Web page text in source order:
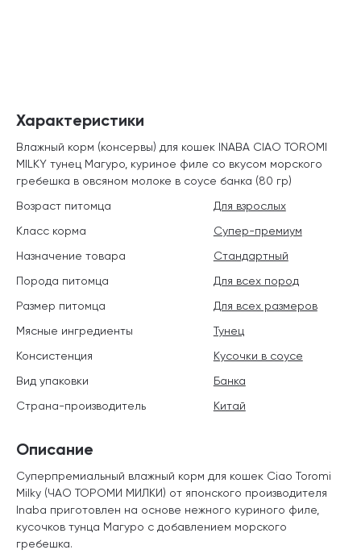
Описание
Суперпремиальный влажный корм для кошек Ciao Toromi
Milky (ЧАО ТОРОМИ МИЛКИ) от японского производителя
Inaba приготовлен на основе нежного куриного филе,
кусочков тунца Магуро с добавлением морского
гребешка.
Характеристики
Влажный корм (консервы) для кошек INABA CIAO TOROMI
MILKY тунец Магуро, куриное филе со вкусом морского
гребешка в овсяном молоке в соусе банка (80 гр)
Возраст питомца
Для взрослых
Класс корма
Супер-премиум
Назначение товара
Стандартный
Порода питомца
Для всех пород
Размер питомца
Для всех размеров
Мясные ингредиенты
Тунец
Консистенция
Кусочки в соусе
Вид упаковки
Банка
Страна-производитель
Китай